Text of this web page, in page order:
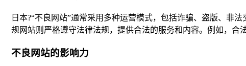
日本?“不良网站”通常采用多种运营模式，包括诈骗、盗版、非
规网站则严格遵守法律法规，提供合法的服务和内容。例如，合
不良网站的影响力